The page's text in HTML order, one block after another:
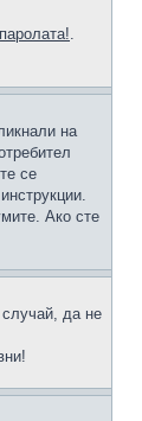
.
на
се
Ако сте
случай, да не